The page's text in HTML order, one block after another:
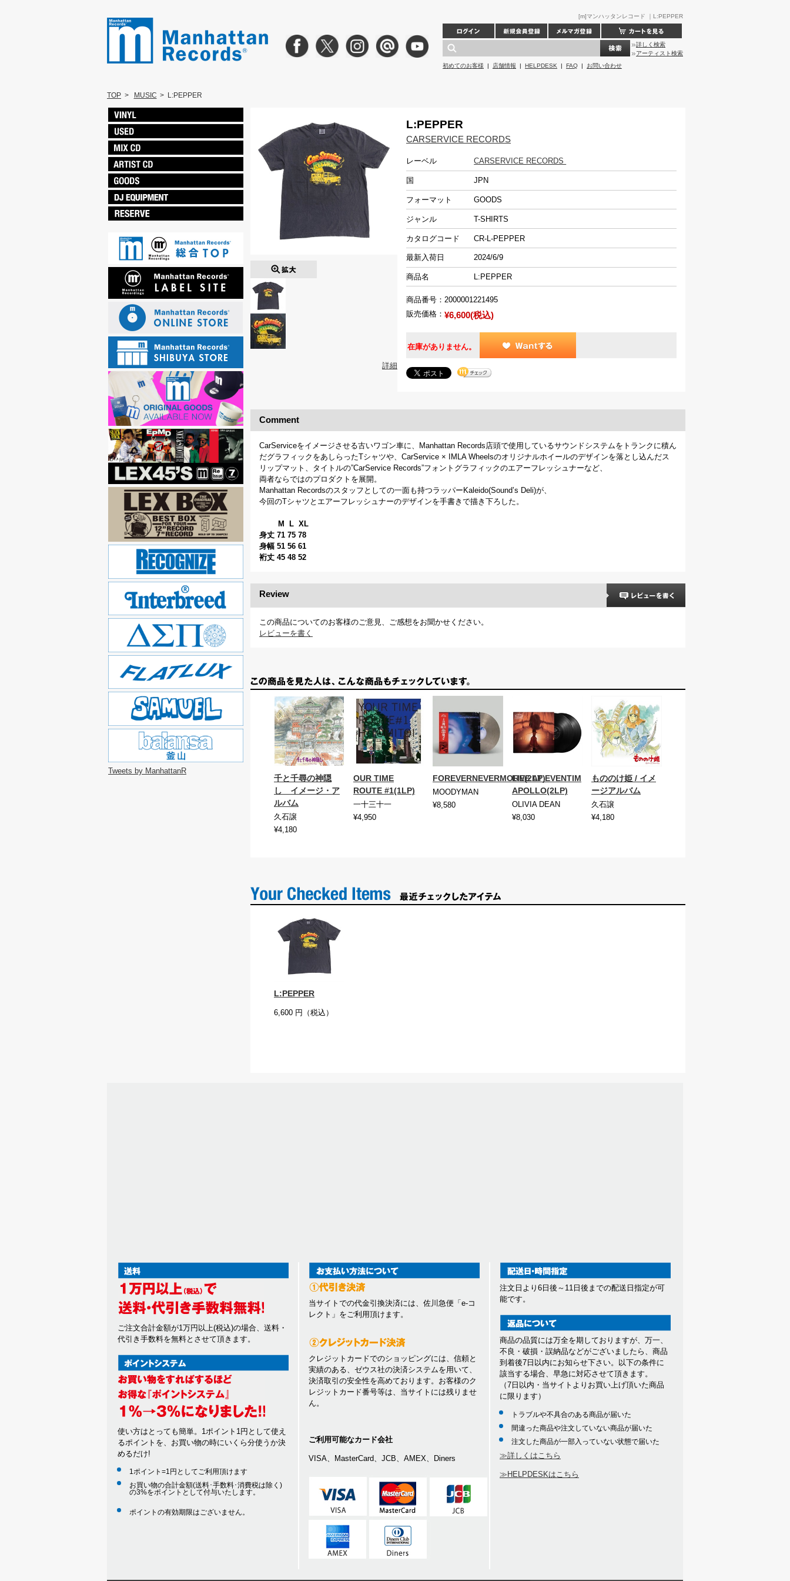
[m]マンハッタンレコード ｜L:PEPPER
詳しく検索
アーティスト検索
初めてのお客様 | 店舗情報 | HELPDESK | FAQ | お問い合わせ
TOP > MUSIC > L:PEPPER
Tweets by ManhattanR
L:PEPPER
CARSERVICE RECORDS
レーベル CARSERVICE RECORDS
国 JPN
フォーマット GOODS
ジャンル T-SHIRTS
カタログコード CR-L-PEPPER
最新入荷日 2024/6/9
商品名 L:PEPPER
商品番号： 2000001221495
販売価格： ¥6,600(税込)
在庫がありません。
詳細
Comment
CarServiceをイメージさせる古いワゴン車に、Manhattan Records店頭で使用しているサウンドシステムをトランクに積ん
だグラフィックをあしらったTシャツや、CarService × IMLA Wheelsのオリジナルホイールのデザインを落とし込んだス
リップマット、タイトルの”CarService Records”フォントグラフィックのエアーフレッシュナーなど、
両者ならではのプロダクトを展開。
Manhattan Recordsのスタッフとしての一面も持つラッパーKaleido(Sound’s Deli)が、
今回のTシャツとエアーフレッシュナーのデザインを手書きで描き下ろした。
M L XL
身丈 71 75 78
身幅 51 56 61
裄丈 45 48 52
Review
この商品についてのお客様のご意見、ご感想をお聞かせください。
レビューを書く
千と千尋の神隠
し イメージ・ア
ルバム
久石譲
¥4,180
OUR TIME
ROUTE #1(1LP)
一十三十一
¥4,950
FOREVERNEVERMORE(2LP)
MOODYMAN
¥8,580
LIVE AT EVENTIM
APOLLO(2LP)
OLIVIA DEAN
¥8,030
もののけ姫 / イメ
ージアルバム
久石譲
¥4,180
L:PEPPER
6,600 円（税込）
ご注文合計金額が1万円以上(税込)の場合、送料・
代引き手数料を無料とさせて頂きます。
使い方はとっても簡単。1ポイント1円として使え
るポイントを、お買い物の時にいくら分使うか決
めるだけ!
1ポイント=1円としてご利用頂けます
お買い物の合計金額(送料･手数料･消費税は除く)
の3%をポイントとして付与いたします。
ポイントの有効期限はございません。
当サイトでの代金引換決済には、佐川急便「e-コ
レクト」をご利用頂けます。
クレジットカードでのショッピングには、信頼と
実績のある、ゼウス社の決済システムを用いて、
決済取引の安全性を高めております。お客様のク
レジットカード番号等は、当サイトには残りませ
ん。
ご利用可能なカード会社
VISA、MasterCard、JCB、AMEX、Diners
注文日より6日後～11日後までの配送日指定が可
能です。
商品の品質には万全を期しておりますが、万一、
不良・破損・誤納品などがございましたら、商品
到着後7日以内にお知らせ下さい。以下の条件に
該当する場合、早急に対応させて頂きます。
（7日以内・当サイトよりお買い上げ頂いた商品
に限ります）
トラブルや不具合のある商品が届いた
間違った商品や注文していない商品が届いた
注文した商品が一部入っていない状態で届いた
≫詳しくはこちら
≫HELPDESKはこちら